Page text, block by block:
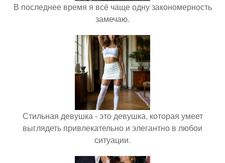
В последнее время я всё чаще одну закономерность
замечаю.
Стильная девушка - это девушка, которая умеет
выглядеть привлекательно и элегантно в любои
ситуации.